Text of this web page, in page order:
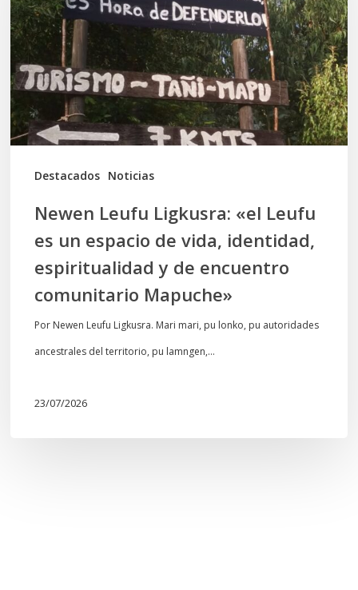
Destacados Noticias
«el
Leufu
es
un
espacio
de
vida,
espiritualidad
encuentro
comunitario
Mapuche»
Newen Leufu Ligkusra: «el Leufu
es un espacio de vida, identidad,
espiritualidad y de encuentro
comunitario Mapuche»
Por Newen Leufu Ligkusra. Mari mari, pu lonko, pu autoridades
ancestrales del territorio, pu lamngen,…
23/07/2026